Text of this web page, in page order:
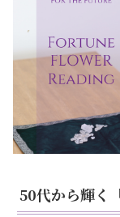
50代から輝く